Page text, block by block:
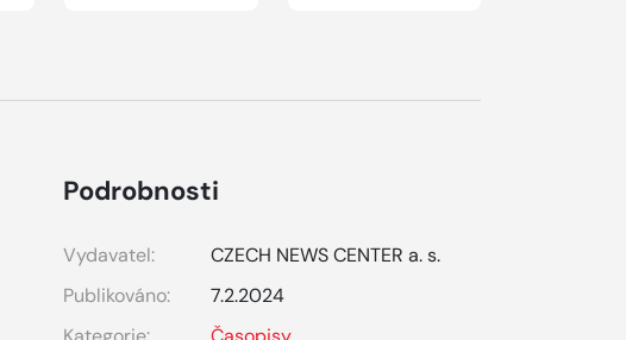
Podrobnosti
Vydavatel:
CZECH NEWS CENTER a. s.
Publikováno:
7.2.2024